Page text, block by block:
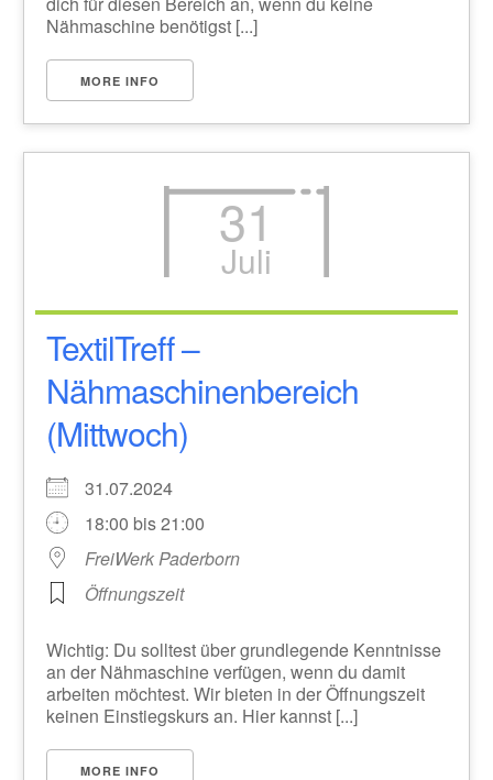
Nähmaschine benötigst [...]
MORE INFO
31
Juli
TextilTreff –
Nähmaschinenbereich
(Mittwoch)
31.07.2024
18:00 bis 21:00
FreiWerk Paderborn
Öffnungszeit
Wichtig: Du solltest über grundlegende Kenntnisse
an der Nähmaschine verfügen, wenn du damit
arbeiten möchtest. Wir bieten in der Öffnungszeit
keinen Einstiegskurs an. Hier kannst [...]
MORE INFO